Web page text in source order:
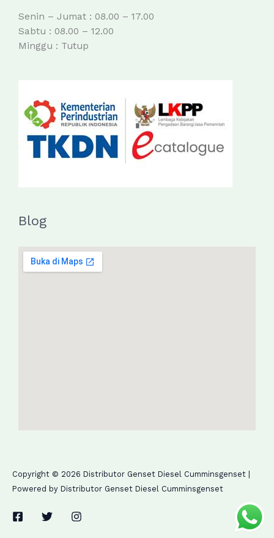
Senin – Jumat : 08.00 – 17.00
Sabtu : 08.00 – 12.00
Minggu : Tutup
Blog
Copyright © 2026 Distributor Genset Diesel Cumminsgenset |
Powered by Distributor Genset Diesel Cumminsgenset